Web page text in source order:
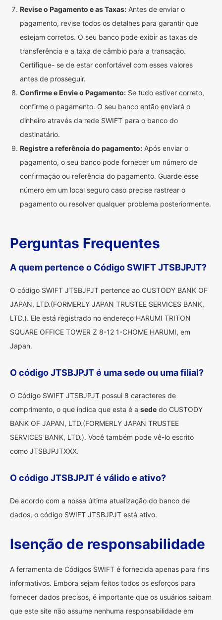
Revise o Pagamento e as Taxas: Antes de enviar o
pagamento, revise todos os detalhes para garantir que
estejam corretos. O seu banco pode exibir as taxas de
transferência e a taxa de câmbio para a transação.
Certifique- se de estar confortável com esses valores
antes de prosseguir.
Confirme e Envie o Pagamento: Se tudo estiver correto,
confirme o pagamento. O seu banco então enviará o
dinheiro através da rede SWIFT para o banco do
destinatário.
Registre a referência do pagamento: Após enviar o
pagamento, o seu banco pode fornecer um número de
confirmação ou referência do pagamento. Guarde esse
número em um local seguro caso precise rastrear o
pagamento ou resolver qualquer problema posteriormente.
Perguntas Frequentes
A quem pertence o Código SWIFT JTSBJPJT?
O código SWIFT JTSBJPJT pertence ao CUSTODY BANK OF
JAPAN, LTD.(FORMERLY JAPAN TRUSTEE SERVICES BANK,
LTD.). Ele está registrado no endereço HARUMI TRITON
SQUARE OFFICE TOWER Z 8-12 1-CHOME HARUMI, em
Japan.
O código JTSBJPJT é uma sede ou uma filial?
O Código SWIFT JTSBJPJT possui 8 caracteres de
comprimento, o que indica que esta é a sede do CUSTODY
BANK OF JAPAN, LTD.(FORMERLY JAPAN TRUSTEE
SERVICES BANK, LTD.). Você também pode vê-lo escrito
como JTSBJPJTXXX.
O código JTSBJPJT é válido e ativo?
De acordo com a nossa última atualização do banco de
dados, o código SWIFT JTSBJPJT está ativo.
Isenção de responsabilidade
A ferramenta de Códigos SWIFT é fornecida apenas para fins
informativos. Embora sejam feitos todos os esforços para
fornecer dados precisos, é importante que os usuários saibam
que este site não assume nenhuma responsabilidade em